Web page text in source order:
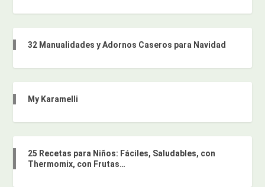
32 Manualidades y Adornos Caseros para Navidad
My Karamelli
25 Recetas para Niños: Fáciles, Saludables, con
Thermomix, con Frutas…